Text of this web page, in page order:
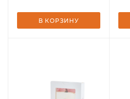
В КОРЗИНУ